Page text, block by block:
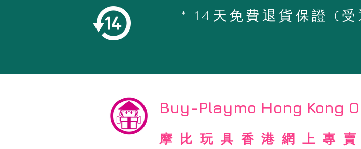
* 14天免費退貨保證 (
Copyright
Buy-Playmo Hong Kong
摩比玩具香港網上專賣